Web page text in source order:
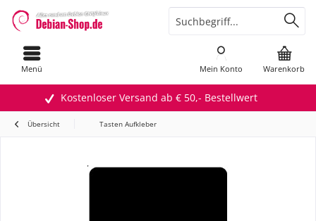
Kostenloser Versand ab € 50,- Bestellwert
Menü Warenkorb
Mein Konto
Übersicht Tasten Aufkleber